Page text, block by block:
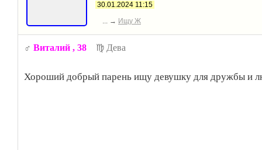
30.01.2024 11:15
... → Ищу Ж
♂️ Виталий , 38 ♍ Дева
Хороший добрый парень ищу девушку для дружбы и